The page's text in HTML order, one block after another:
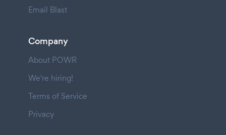
Email Blast
Company
About POWR
We're hiring!
Terms of Service
Privacy